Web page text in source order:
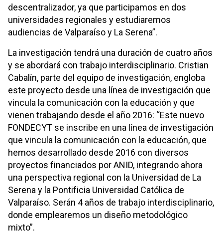
descentralizador, ya que participamos en dos
universidades regionales y estudiaremos
audiencias de Valparaíso y La Serena”.
La investigación tendrá una duración de cuatro años
y se abordará con trabajo interdisciplinario. Cristian
Cabalín, parte del equipo de investigación, engloba
este proyecto desde una línea de investigación que
vincula la comunicación con la educación y que
vienen trabajando desde el año 2016: “Este nuevo
FONDECYT se inscribe en una línea de investigación
que vincula la comunicación con la educación, que
hemos desarrollado desde 2016 con diversos
proyectos financiados por ANID, integrando ahora
una perspectiva regional con la Universidad de La
Serena y la Pontificia Universidad Católica de
Valparaíso. Serán 4 años de trabajo interdisciplinario,
donde emplearemos un diseño metodológico
mixto”.